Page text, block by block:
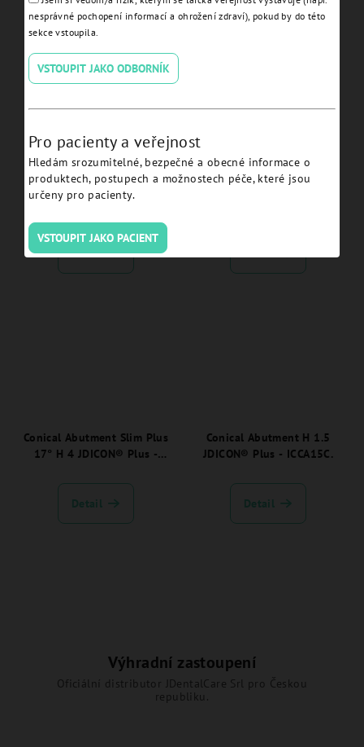
Detail Detail
Conical Abutment H 4.0
JDIcon Plus - ICCA40C.
Detail
30° Conical Abutment
Conical Abutment Slim Plus
17° H 4 JDICON® Plus -
Detail
Conical Abutment H 1.5
JDICON® Plus - ICCA15C.
Detail
Výhradní zastoupení
Oficiální distributor JDentalCare Srl pro Českou
republiku.
nesprávné pochopení informací a ohrožení zdraví), pokud by do této
sekce vstoupila.
VSTOUPIT JAKO ODBORNÍK
Pro pacienty a veřejnost
Hledám srozumitelné, bezpečné a obecné informace o
produktech, postupech a možnostech péče, které jsou
určeny pro pacienty.
VSTOUPIT JAKO PACIENT